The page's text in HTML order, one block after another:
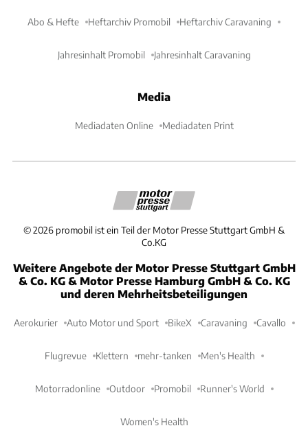
Abo & Hefte Heftarchiv Promobil Heftarchiv Caravaning
Jahresinhalt Promobil Jahresinhalt Caravaning
Media
Mediadaten Online Mediadaten Print
©2026 promobil ist ein Teil der Motor Presse Stuttgart GmbH &
Co.KG
Weitere Angebote der Motor Presse Stuttgart GmbH
& Co. KG & Motor Presse Hamburg GmbH & Co. KG
und deren Mehrheitsbeteiligungen
Aerokurier Auto Motor und Sport BikeX Caravaning Cavallo
Flugrevue Klettern mehr-tanken Men's Health
Motorradonline Outdoor Promobil Runner's World
Women's Health